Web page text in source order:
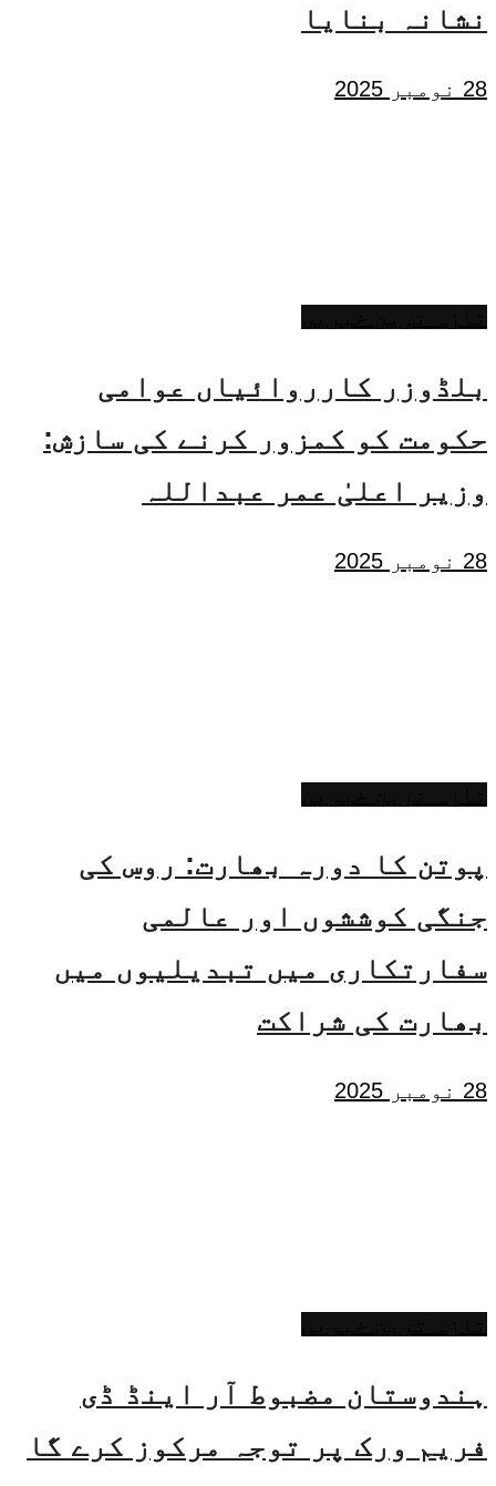
نشانہ بنایا
28 نومبر 2025
بلڈوزر کارروائیاں عوامی
حکومت کو کمزور کرنے کی سازش:
وزیر اعلیٰ عمر عبداللہ
28 نومبر 2025
پوتن کا دورہ بھارت: روس کی
جنگی کوششوں اور عالمی
سفارتکاری میں تبدیلیوں میں
بھارت کی شراکت
28 نومبر 2025
ہندوستان مضبوط آر اینڈ ڈی
فریم ورک پر توجہ مرکوز کرے گا